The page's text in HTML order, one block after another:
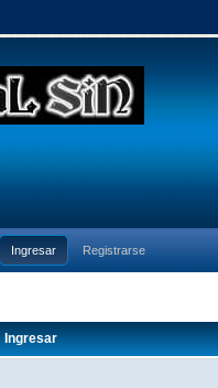
Ingresar Registrarse
Ingresar